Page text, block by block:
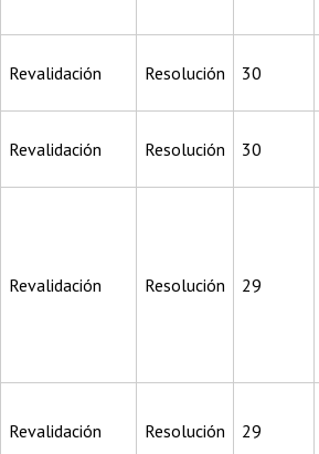
Revalidación Resolución 30
Revalidación Resolución 30
Revalidación Resolución 29
Revalidación Resolución 29